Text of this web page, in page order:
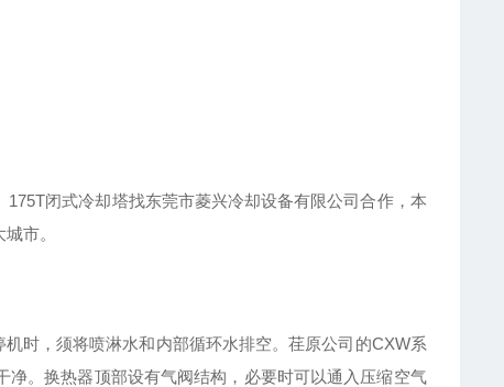
闭式冷却塔找东莞市菱兴冷却设备有限公司合作，本
市。
时，须将喷淋水和内部循环水排空。荏原公司的CXW系
。换热器顶部设有气阀结构，必要时可以通入压缩空气